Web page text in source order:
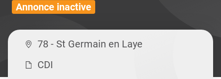
Annonce inactive
78 - St Germain en Laye
CDI